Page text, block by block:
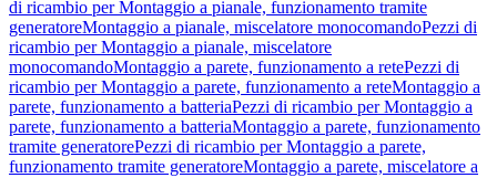
di ricambio per Montaggio a pianale, funzionamento tramite
generatoreMontaggio a pianale, miscelatore monocomandoPezzi di
ricambio per Montaggio a pianale, miscelatore
monocomandoMontaggio a parete, funzionamento a retePezzi di
ricambio per Montaggio a parete, funzionamento a reteMontaggio a
parete, funzionamento a batteriaPezzi di ricambio per Montaggio a
parete, funzionamento a batteriaMontaggio a parete, funzionamento
tramite generatorePezzi di ricambio per Montaggio a parete,
funzionamento tramite generatoreMontaggio a parete, miscelatore a